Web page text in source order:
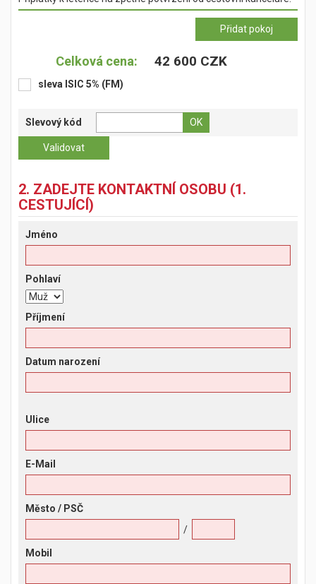
Celková cena: 42 600 CZK
sleva ISIC 5% (FM)
Slevový kód
2. ZADEJTE KONTAKTNÍ OSOBU (1.
CESTUJÍCÍ)
Jméno
Pohlaví
Příjmení
Datum narození
Ulice
E-Mail
Město / PSČ
/
Mobil